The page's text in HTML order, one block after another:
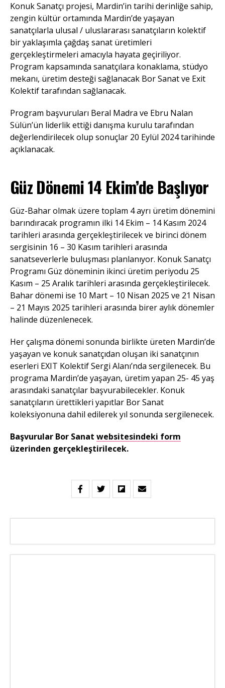
Konuk Sanatçı projesi, Mardin’in tarihi derinliğe sahip,
zengin kültür ortamında Mardin’de yaşayan
sanatçılarla ulusal / uluslararası sanatçıların kolektif
bir yaklaşımla çağdaş sanat üretimleri
gerçekleştirmeleri amacıyla hayata geçiriliyor.
Program kapsamında sanatçılara konaklama, stüdyo
mekanı, üretim desteği sağlanacak Bor Sanat ve Exit
Kolektif tarafından sağlanacak.
Program başvuruları Beral Madra ve Ebru Nalan
Sülün’ün liderlik ettiği danışma kurulu tarafından
değerlendirilecek olup sonuçlar 20 Eylül 2024 tarihinde
açıklanacak.
Güz Dönemi 14 Ekim’de Başlıyor
Güz-Bahar olmak üzere toplam 4 ayrı üretim dönemini
barındıracak programın ilki 14 Ekim – 14 Kasım 2024
tarihleri arasında gerçekleştirilecek ve birinci dönem
sergisinin 16 – 30 Kasım tarihleri arasında
sanatseverlerle buluşması planlanıyor. Konuk Sanatçı
Programı Güz döneminin ikinci üretim periyodu 25
Kasım – 25 Aralık tarihleri arasında gerçekleştirilecek.
Bahar dönemi ise 10 Mart – 10 Nisan 2025 ve 21 Nisan
– 21 Mayıs 2025 tarihleri arasında birer aylık dönemler
halinde düzenlenecek.
Her çalışma dönemi sonunda birlikte üreten Mardin’de
yaşayan ve konuk sanatçıdan oluşan iki sanatçının
eserleri EXIT Kolektif Sergi Alanı’nda sergilenecek. Bu
programa Mardin’de yaşayan, üretim yapan 25- 45 yaş
arasındaki sanatçılar başvurabilecekler. Konuk
sanatçıların ürettikleri yapıtlar Bor Sanat
koleksiyonuna dahil edilerek yıl sonunda sergilenecek.
Başvurular Bor Sanat websitesindeki form
üzerinden gerçekleştirilecek.